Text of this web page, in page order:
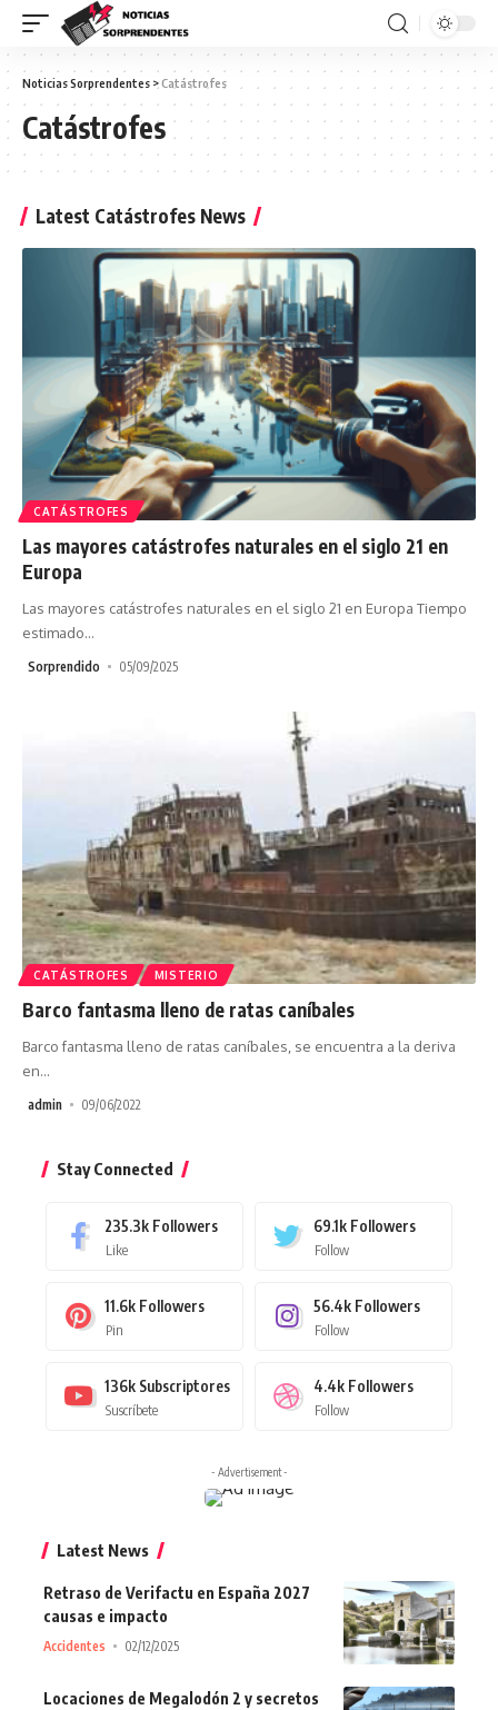
Noticias Sorprendentes >Catástrofes
Catástrofes
Latest Catástrofes News
CATÁSTROFES
Las mayores catástrofes naturales en el siglo 21 en
Europa
Las mayores catástrofes naturales en el siglo 21 en Europa Tiempo
estimado…
Sorprendido 05/09/2025
CATÁSTROFES MISTERIO
Barco fantasma lleno de ratas caníbales
Barco fantasma lleno de ratas caníbales, se encuentra a la deriva
en…
admin 09/06/2022
Stay Connected
235.3k Followers
Like
69.1k Followers
Follow
11.6k Followers
Pin
56.4k Followers
Follow
136k Subscriptores
Suscríbete
4.4k Followers
Follow
- Advertisement -
Latest News
Retraso de Verifactu en España 2027
causas e impacto
Accidentes 02/12/2025
Locaciones de Megalodón 2 y secretos